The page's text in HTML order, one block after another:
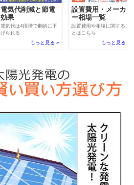
電気代削減と節電
効果
電気代は4段階で劇的に下
げられる
もっと見る »
設置費用・メーカ
ー相場一覧
設置費用や相場に関するこ
とはこちら
もっと見る »